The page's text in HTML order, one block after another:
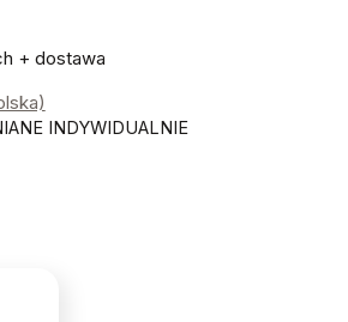
+ dostawa
INDYWIDUALNIE